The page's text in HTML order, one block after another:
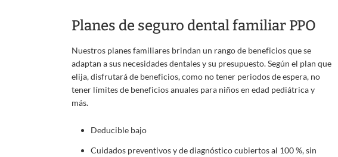
Planes de seguro dental familiar PPO
Nuestros planes familiares brindan un rango de beneficios que se
adaptan a sus necesidades dentales y su presupuesto. Según el plan que
elija, disfrutará de beneficios, como no tener periodos de espera, no
tener límites de beneficios anuales para niños en edad pediátrica y
más.
Deducible bajo
Cuidados preventivos y de diagnóstico cubiertos al 100 %, sin